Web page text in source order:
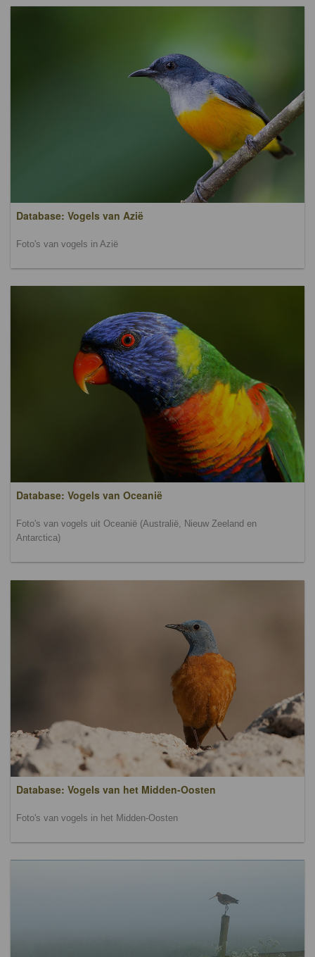
Database: Vogels van Azië
Foto's van vogels in Azië
Database: Vogels van Oceanië
Foto's van vogels uit Oceanië (Australië, Nieuw Zeeland en
Antarctica)
Database: Vogels van het Midden-Oosten
Foto's van vogels in het Midden-Oosten